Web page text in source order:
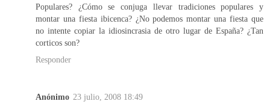
Populares? ¿Cómo se conjuga llevar tradiciones populares y
montar una fiesta ibicenca? ¿No podemos montar una fiesta que
no intente copiar la idiosincrasia de otro lugar de España? ¿Tan
corticos son?
Responder
Anónimo 23 julio, 2008 18:49